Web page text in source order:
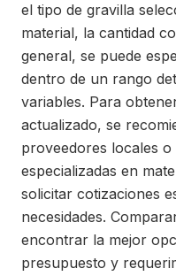
el tipo de gravilla
material, la cantidad
general, se puede
dentro de un rango
variables. Para
actualizado, se
proveedores locales
especializadas en
solicitar cotizaciones
necesidades.
encontrar la mejor
presupuesto y